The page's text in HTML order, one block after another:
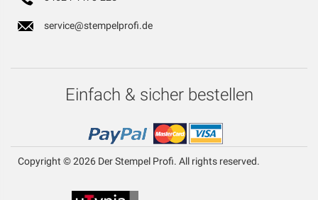
service@stempelprofi.de
Einfach & sicher bestellen
Copyright © 2026 Der Stempel Profi. All rights reserved.